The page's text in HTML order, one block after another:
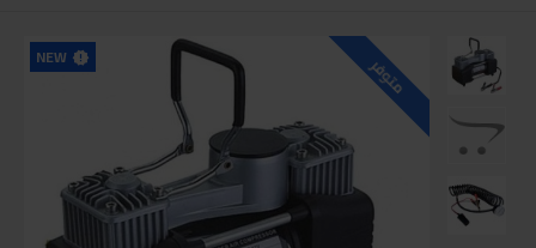
NEW متوفر